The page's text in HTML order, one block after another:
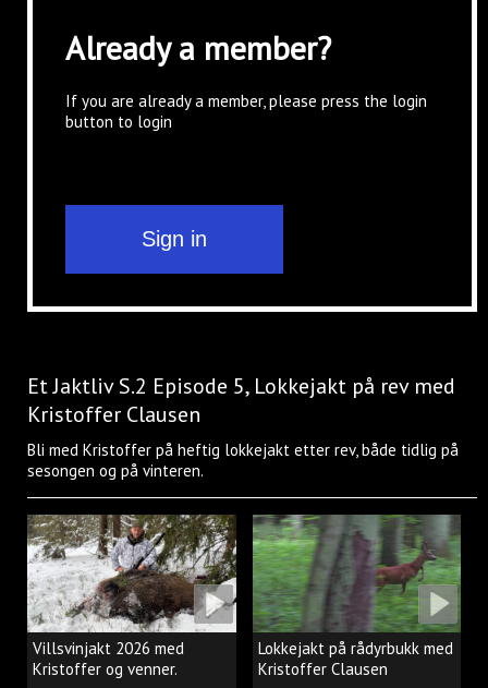
Already a member?
If you are already a member, please press the login
button to login
Et Jaktliv S.2 Episode 5, Lokkejakt på rev med
Kristoffer Clausen
Bli med Kristoffer på heftig lokkejakt etter rev, både tidlig på
sesongen og på vinteren.
Villsvinjakt 2026 med
Kristoffer og venner.
Lokkejakt på rådyrbukk med
Kristoffer Clausen